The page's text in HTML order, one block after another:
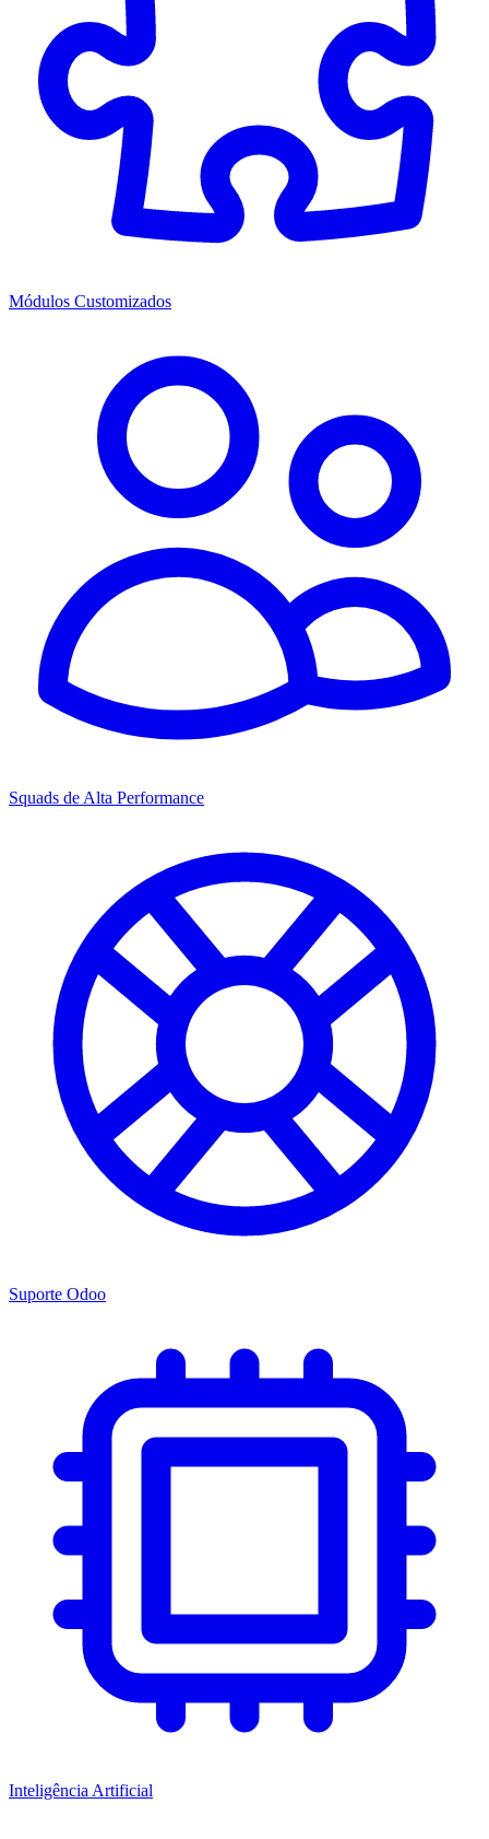
Módulos Customizados
Squads de Alta Performance
Suporte Odoo
Inteligência Artificial